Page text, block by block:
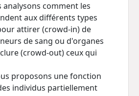
analysons comment les
aux différents types
attirer (crowd-in) de
de sang ou d'organes
(crowd-out) ceux qui
proposons une fonction
individus partiellement